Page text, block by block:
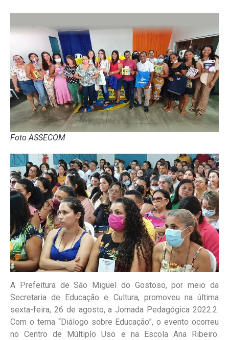
Foto ASSECOM
A Prefeitura de São Miguel do Gostoso, por meio da
Secretaria de Educação e Cultura, promoveu na última
sexta-feira, 26 de agosto, a Jornada Pedagógica 2022.2.
Com o tema “Diálogo sobre Educação”, o evento ocorreu
no Centro de Múltiplo Uso e na Escola Ana Ribeiro.